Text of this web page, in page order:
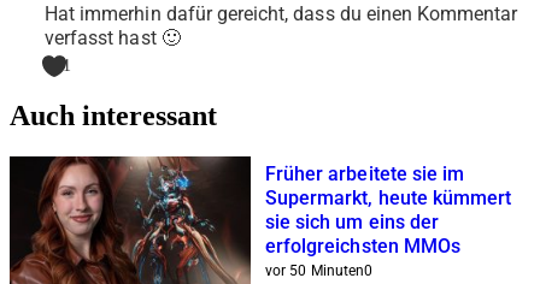
Hat immerhin dafür gereicht, dass du einen Kommentar
verfasst hast 🙂
1
Auch interessant
Früher arbeitete sie im
Supermarkt, heute kümmert
sie sich um eins der
erfolgreichsten MMOs
vor 50 Minuten0